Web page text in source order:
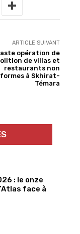
ARTICLE SUIVANT
opération de
de villas et
restaurants non
à Skhirat-
Témara
: le onze
face à